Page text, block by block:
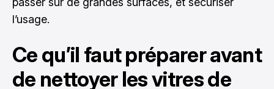
l’usage.
Ce qu’il faut préparer avant
de nettoyer les vitres de